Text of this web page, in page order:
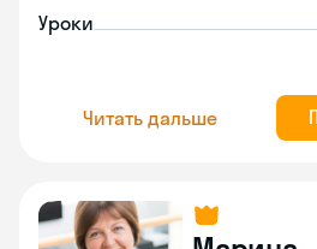
Уроки
Читать дальше